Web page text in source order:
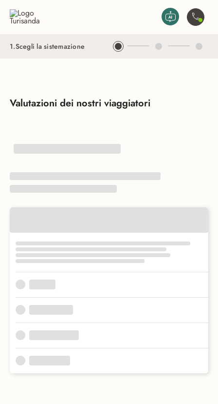
1.Scegli la sistemazione
Valutazioni dei nostri viaggiatori